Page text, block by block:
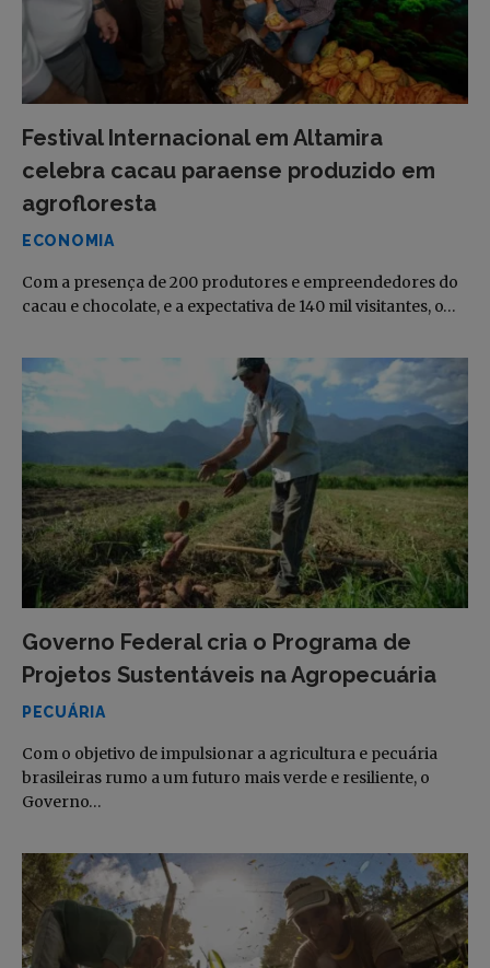
Festival Internacional em Altamira
celebra cacau paraense produzido em
agrofloresta
ECONOMIA
Com a presença de 200 produtores e empreendedores do
cacau e chocolate, e a expectativa de 140 mil visitantes, o…
Governo Federal cria o Programa de
Projetos Sustentáveis na Agropecuária
PECUÁRIA
Com o objetivo de impulsionar a agricultura e pecuária
brasileiras rumo a um futuro mais verde e resiliente, o
Governo…